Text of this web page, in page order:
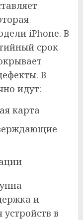
iPhone. В
срок
В
идут:
карта
и
в